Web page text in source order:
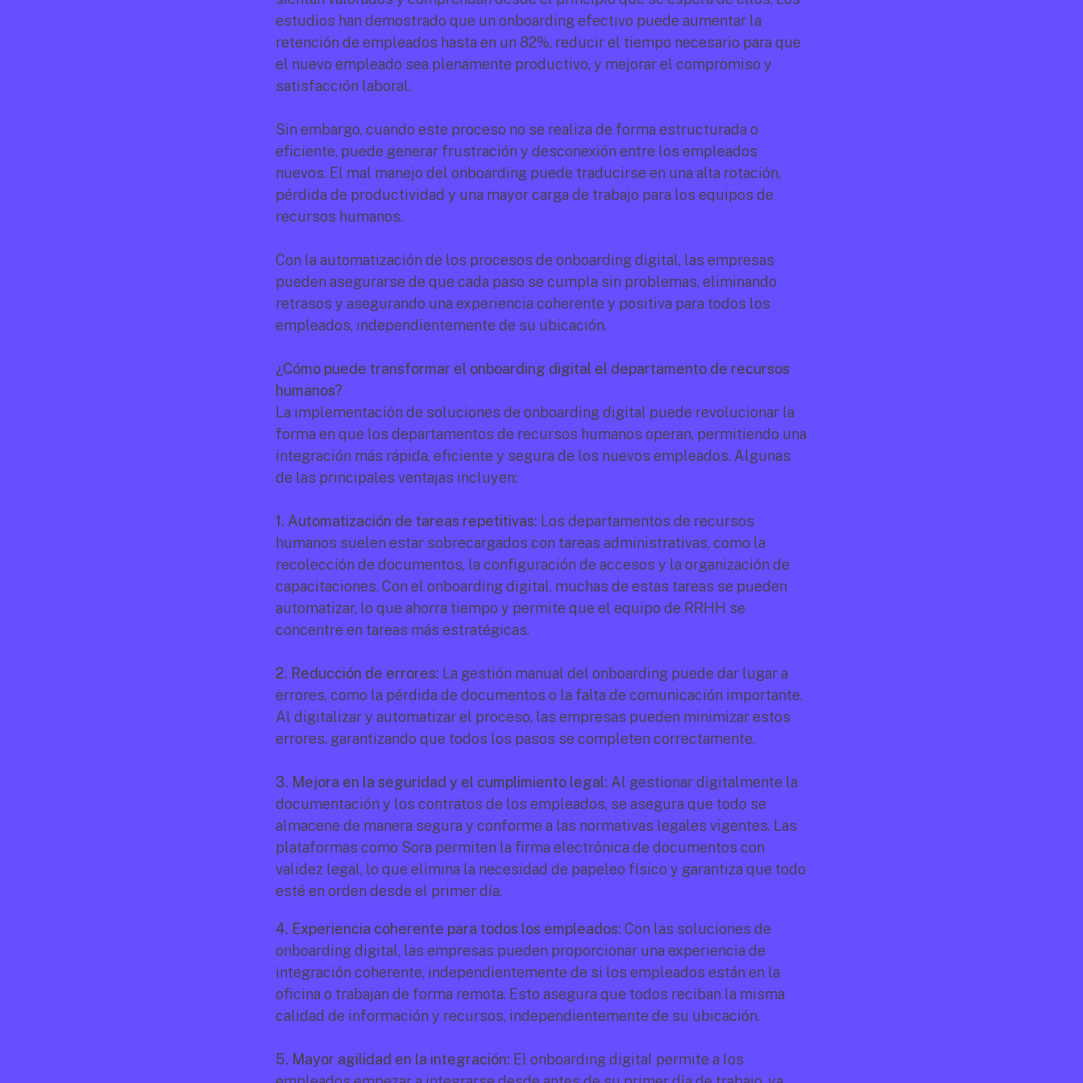
estudios han demostrado que un onboarding efectivo puede aumentar la
retención de empleados hasta en un 82%, reducir el tiempo necesario para que
el nuevo empleado sea plenamente productivo, y mejorar el compromiso y
satisfacción laboral.
Sin embargo, cuando este proceso no se realiza de forma estructurada o
eficiente, puede generar frustración y desconexión entre los empleados
nuevos. El mal manejo del onboarding puede traducirse en una alta rotación,
pérdida de productividad y una mayor carga de trabajo para los equipos de
recursos humanos.
Con la automatización de los procesos de onboarding digital, las empresas
pueden asegurarse de que cada paso se cumpla sin problemas, eliminando
retrasos y asegurando una experiencia coherente y positiva para todos los
empleados, independientemente de su ubicación.
¿Cómo puede transformar el onboarding digital el departamento de recursos
humanos?
La implementación de soluciones de onboarding digital puede revolucionar la
forma en que los departamentos de recursos humanos operan, permitiendo una
integración más rápida, eficiente y segura de los nuevos empleados. Algunas
de las principales ventajas incluyen:
1. Automatización de tareas repetitivas: Los departamentos de recursos
humanos suelen estar sobrecargados con tareas administrativas, como la
recolección de documentos, la configuración de accesos y la organización de
capacitaciones. Con el onboarding digital, muchas de estas tareas se pueden
automatizar, lo que ahorra tiempo y permite que el equipo de RRHH se
concentre en tareas más estratégicas.
2. Reducción de errores: La gestión manual del onboarding puede dar lugar a
errores, como la pérdida de documentos o la falta de comunicación importante.
Al digitalizar y automatizar el proceso, las empresas pueden minimizar estos
errores, garantizando que todos los pasos se completen correctamente.
3. Mejora en la seguridad y el cumplimiento legal: Al gestionar digitalmente la
documentación y los contratos de los empleados, se asegura que todo se
almacene de manera segura y conforme a las normativas legales vigentes. Las
plataformas como Sora permiten la firma electrónica de documentos con
validez legal, lo que elimina la necesidad de papeleo físico y garantiza que todo
esté en orden desde el primer día.
4. Experiencia coherente para todos los empleados: Con las soluciones de
onboarding digital, las empresas pueden proporcionar una experiencia de
integración coherente, independientemente de si los empleados están en la
oficina o trabajan de forma remota. Esto asegura que todos reciban la misma
calidad de información y recursos, independientemente de su ubicación.
5. Mayor agilidad en la integración: El onboarding digital permite a los